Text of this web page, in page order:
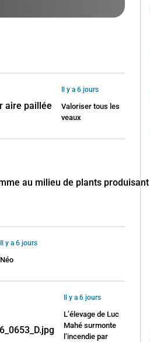
Il y a 6 jours
Valoriser tous les
veaux
Il y a 6 jours
Néo
Il y a 6 jours
L’élevage de Luc
Mahé surmonte
l’incendie par